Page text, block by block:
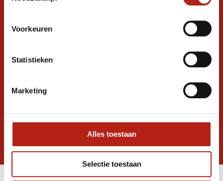
Voorkeuren
Statistieken
Marketing
Alles toestaan
Selectie toestaan
graag verder. 24/7
Ontvang de nieuwste aanbiedingen en
Inschrijven voor
* Lees hier de wettelijke beperkingen
Meer informatie